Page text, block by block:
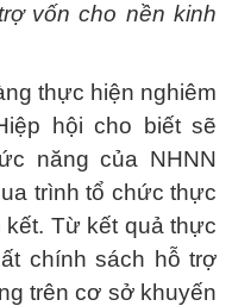
vốn cho nền kinh
thực hiện nghiêm
hội cho biết sẽ
năng của NHNN
trình tổ chức thực
kết. Từ kết quả thực
chính sách hỗ trợ
trên cơ sở khuyến